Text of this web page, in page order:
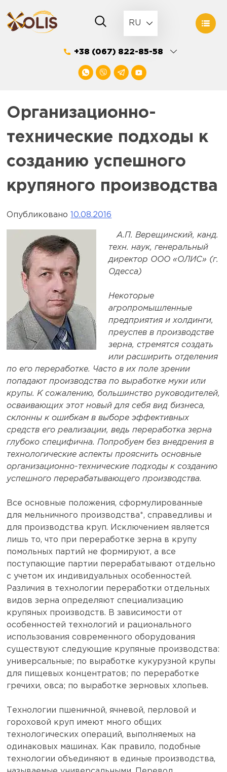
to
content
RU
+38 (067) 822-85-58
Организационно-
технические подходы к
созданию успешного
крупяного производства
Опубликовано 10.08.2016
А.П. Верещинский, канд.
техн. наук, генеральный
директор ООО «ОЛИС» (г.
Одесса)
Некоторые
агропромышленные
предприятия и холдинги,
преуспев в производстве
зерна, стремятся создать
или расширить отделения
по его переработке. Часто в их поле зрении
попадают производства по выработке муки или
крупы. К сожалению, большинство руководителей,
осваивающих этот новый для себя вид бизнеса,
склонны к ошибкам в выборе эффективных
средств его реализации, ведь переработка зерна
глубоко специфична. Попробуем без внедрения в
технологические аспекты прояснить основные
организационно-технические подходы к созданию
успешного перерабатывающего производства.
Все основные положения, сформулированные
для мельничного производства*, справедливы и
для производства круп. Исключением является
лишь то, что при переработке зерна в крупу
помольных партий не формируют, а все
поступающие партии перерабатывают отдельно
с учетом их индивидуальных особенностей.
Различия в технологии переработки отдельных
видов зерна определяют специализацию
крупяных производств. В зависимости от
особенностей технологий и рационального
использования современного оборудования
существуют следующие крупяные производства:
универсальные; по выработке кукурузной крупы
для пищевых концентратов; по переработке
гречихи, овса; по выработке зерновых хлопьев.
Технологии пшеничной, ячневой, перловой и
гороховой круп имеют много общих
технологических операций, выполняемых на
одинаковых машинах. Как правило, подобные
технологии объединяют в единые производства,